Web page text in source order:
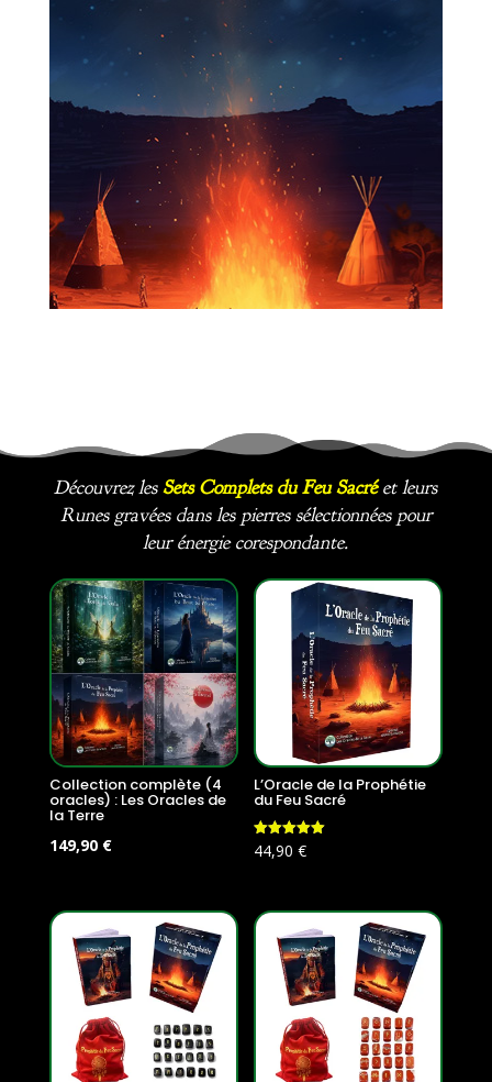
Découvrez lesSets Complets du Feu Sacréet leurs
Runes gravées dans les pierres sélectionnées pour
leur énergie corespondante.
Collection complète (4
oracles) : Les Oracles de
la Terre
Le
était :
179,60 €.
149,90 €Le
est :
149,90 €.
L’Oracle de la Prophétie
du Feu Sacré
Note
5.00
44,90€